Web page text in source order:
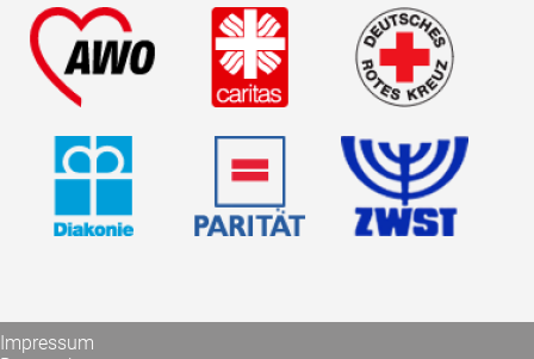
Brandenburger
Pflegefachtag
2026
Impressum